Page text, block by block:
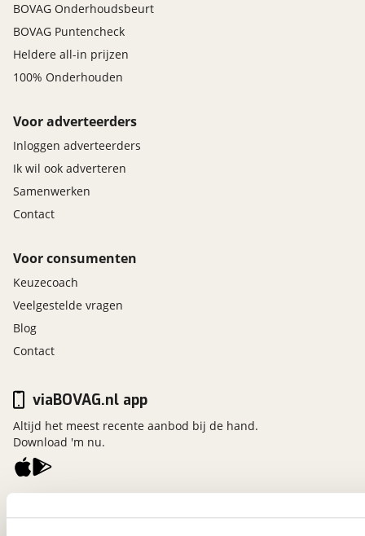
BOVAG Onderhoudsbeurt
BOVAG Puntencheck
Heldere all-in prijzen
100% Onderhouden
Voor adverteerders
Inloggen adverteerders
Ik wil ook adverteren
Samenwerken
Contact
Voor consumenten
Keuzecoach
Veelgestelde vragen
Blog
Contact
viaBOVAG.nl app
Altijd het meest recente aanbod bij de hand.
Download 'm nu.